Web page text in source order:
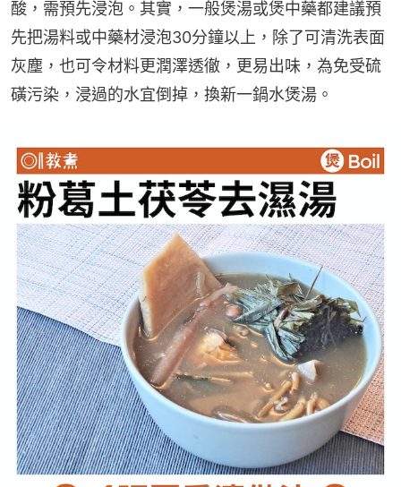
酸，需預先浸泡。其實，一般煲湯或煲中藥都建議預
先把湯料或中藥材浸泡30分鐘以上，除了可清洗表面
灰塵，也可令材料更潤澤透徹，更易出味，為免受硫
磺污染，浸過的水宜倒掉，換新一鍋水煲湯。